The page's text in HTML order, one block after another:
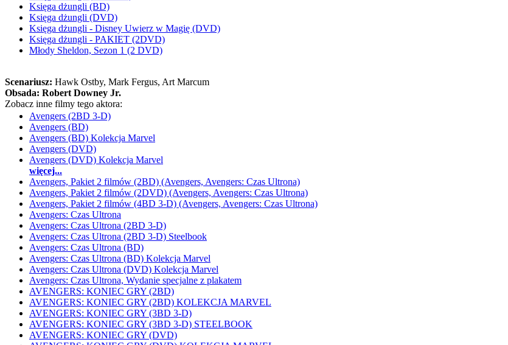
Księga dżungli (BD)
Księga dżungli (DVD)
Księga dżungli - Disney Uwierz w Magię (DVD)
Księga dżungli - PAKIET (2DVD)
Młody Sheldon, Sezon 1 (2 DVD)
Scenariusz: Hawk Ostby, Mark Fergus, Art Marcum
Obsada: Robert Downey Jr.
Zobacz inne filmy tego aktora:
Avengers (2BD 3-D)
Avengers (BD)
Avengers (BD) Kolekcja Marvel
Avengers (DVD)
Avengers (DVD) Kolekcja Marvel
więcej...
Avengers, Pakiet 2 filmów (2BD) (Avengers, Avengers: Czas Ultrona)
Avengers, Pakiet 2 filmów (2DVD) (Avengers, Avengers: Czas Ultrona)
Avengers, Pakiet 2 filmów (4BD 3-D) (Avengers, Avengers: Czas Ultrona)
Avengers: Czas Ultrona
Avengers: Czas Ultrona (2BD 3-D)
Avengers: Czas Ultrona (2BD 3-D) Steelbook
Avengers: Czas Ultrona (BD)
Avengers: Czas Ultrona (BD) Kolekcja Marvel
Avengers: Czas Ultrona (DVD) Kolekcja Marvel
Avengers: Czas Ultrona, Wydanie specjalne z plakatem
AVENGERS: KONIEC GRY (2BD)
AVENGERS: KONIEC GRY (2BD) KOLEKCJA MARVEL
AVENGERS: KONIEC GRY (3BD 3-D)
AVENGERS: KONIEC GRY (3BD 3-D) STEELBOOK
AVENGERS: KONIEC GRY (DVD)